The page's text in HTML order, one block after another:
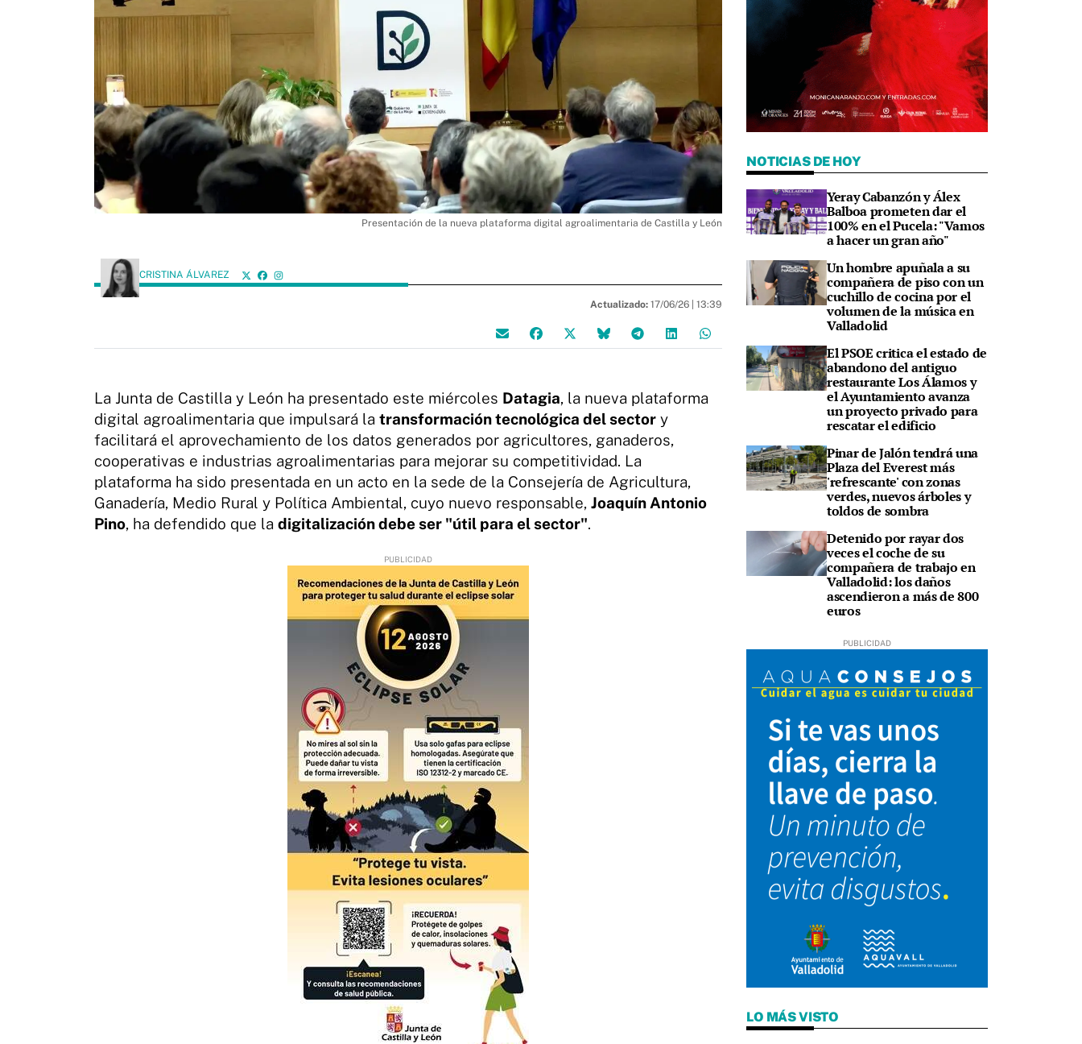
Presentación de la nueva plataforma digital agroalimentaria de Castilla y León
CRISTINA ÁLVAREZ
Actualizado: 17/06/26 | 13:39
La Junta de Castilla y León ha presentado este miércoles Datagia, la nueva plataforma
digital agroalimentaria que impulsará la transformación tecnológica del sector y
facilitará el aprovechamiento de los datos generados por agricultores, ganaderos,
cooperativas e industrias agroalimentarias para mejorar su competitividad. La
plataforma ha sido presentada en un acto en la sede de la Consejería de Agricultura,
Ganadería, Medio Rural y Política Ambiental, cuyo nuevo responsable, Joaquín Antonio
Pino, ha defendido que la digitalización debe ser "útil para el sector".
NOTICIAS DE HOY
Yeray Cabanzón y Álex
Balboa prometen dar el
100% en el Pucela: "Vamos
a hacer un gran año"
Un hombre apuñala a su
compañera de piso con un
cuchillo de cocina por el
volumen de la música en
Valladolid
El PSOE critica el estado de
abandono del antiguo
restaurante Los Álamos y
el Ayuntamiento avanza
un proyecto privado para
rescatar el edificio
Pinar de Jalón tendrá una
Plaza del Everest más
'refrescante' con zonas
verdes, nuevos árboles y
toldos de sombra
Detenido por rayar dos
veces el coche de su
compañera de trabajo en
Valladolid: los daños
ascendieron a más de 800
euros
LO MÁS VISTO